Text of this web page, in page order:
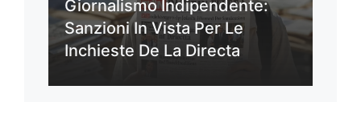
Giornalismo Indipendente:
Sanzioni In Vista Per Le
Inchieste De La Directa